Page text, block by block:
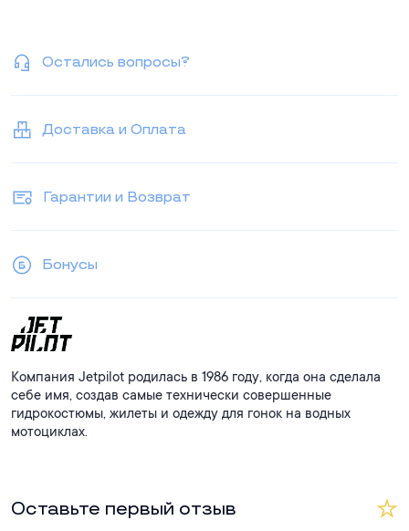
Остались вопросы?
Доставка и Оплата
Гарантии и Возврат
Бонусы
Компания Jetpilot родилась в 1986 году, когда она сделала
себе имя, создав самые технически совершенные
гидрокостюмы, жилеты и одежду для гонок на водных
мотоциклах.
Оставьте первый отзыв